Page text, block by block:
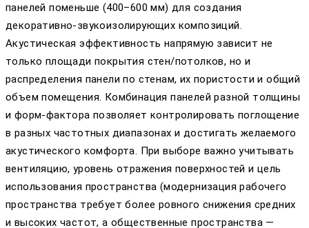
панелей поменьше (400–600 мм) для создания
декоративно-звукоизолирующих композиций.
Акустическая эффективность напрямую зависит не
только площади покрытия стен/потолков, но и
распределения панели по стенам, их пористости и общий
объем помещения. Комбинация панелей разной толщины
и форм-фактора позволяет контролировать поглощение
в разных частотных диапазонах и достигать желаемого
акустического комфорта. При выборе важно учитывать
вентиляцию, уровень отражения поверхностей и цель
использования пространства (модернизация рабочего
пространства требует более ровного снижения средних
и высоких частот, а общественные пространства —